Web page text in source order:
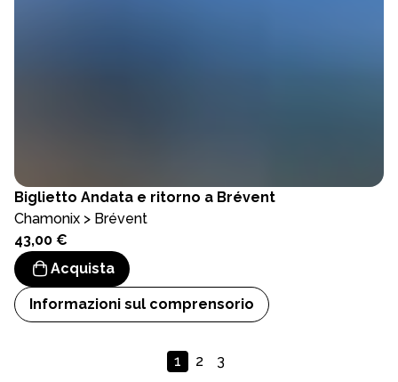
Biglietto Andata e ritorno a Brévent
Chamonix > Brévent
43,00 €
Acquista
Informazioni sul comprensorio
1 2 3